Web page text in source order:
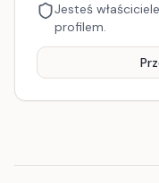
Jesteś
profilem.